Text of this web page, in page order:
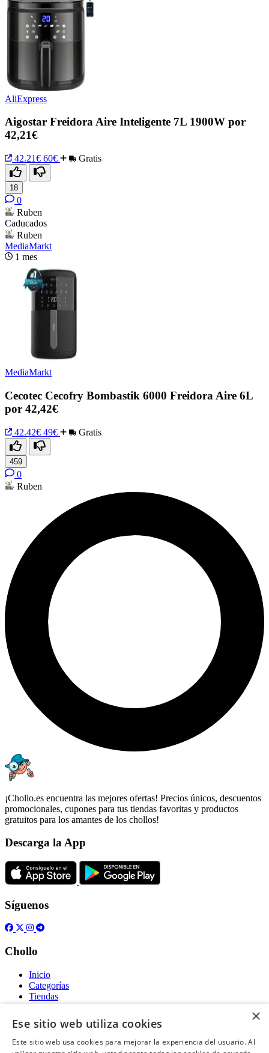
AliExpress
Aigostar Freidora Aire Inteligente 7L 1900W por
42,21€
42.21€ 60€ Gratis
18
0
Ruben
Caducados
Ruben
MediaMarkt
1 mes
MediaMarkt
Cecotec Cecofry Bombastik 6000 Freidora Aire 6L
por 42,42€
42.42€ 49€ Gratis
459
0
Ruben
¡Chollo.es encuentra las mejores ofertas! Precios únicos, descuentos
promocionales, cupones para tus tiendas favoritas y productos
gratuitos para los amantes de los chollos!
Descarga la App
Síguenos
Chollo
Inicio
Categorías
Tiendas
Gratis
Acerca de
×
Ese sitio web utiliza cookies
Este sitio web usa cookies para mejorar la experiencia del usuario. Al